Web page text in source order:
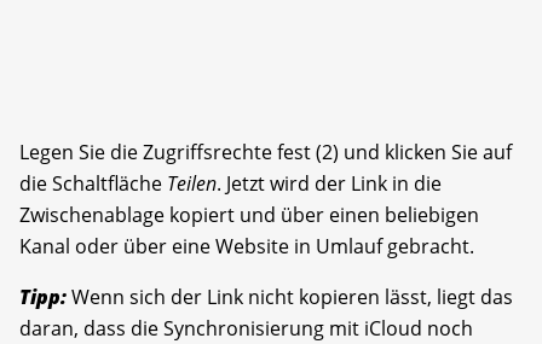
Legen Sie die Zugriffsrechte fest (2) und klicken Sie auf
die Schaltfläche Teilen. Jetzt wird der Link in die
Zwischenablage kopiert und über einen beliebigen
Kanal oder über eine Website in Umlauf gebracht.
Tipp:Wenn sich der Link nicht kopieren lässt, liegt das
daran, dass die Synchronisierung mit iCloud noch